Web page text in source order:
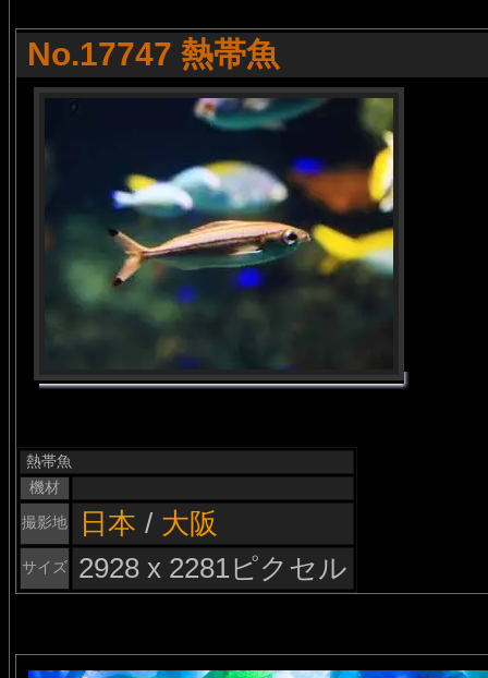
No.17747 熱帯魚
熱帯魚
機材
撮影地
日本 / 大阪
サイズ 2928 x 2281ピクセル